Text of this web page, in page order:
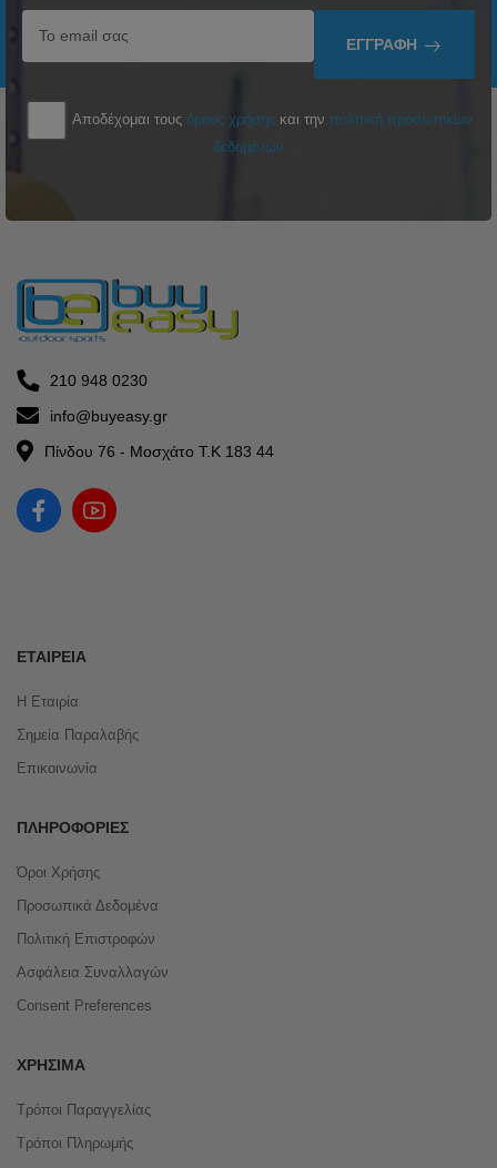
ΕΓΓΡΑΦΉ
Αποδέχομαι τους όρους χρήσης και την πολιτική προσωπικών
δεδομένων
210 948 0230
info@buyeasy.gr
Πίνδου 76 - Μοσχάτο Τ.Κ 183 44
ΕΤΑΙΡΕΊΑ
Η Εταιρία
Σημεία Παραλαβής
Επικοινωνία
ΠΛΗΡΟΦΟΡΊΕΣ
Όροι Χρήσης
Προσωπικά Δεδομένα
Πολιτική Επιστροφών
Ασφάλεια Συναλλαγών
Consent Preferences
ΧΡΉΣΙΜΑ
Τρόποι Παραγγελίας
Τρόποι Πληρωμής